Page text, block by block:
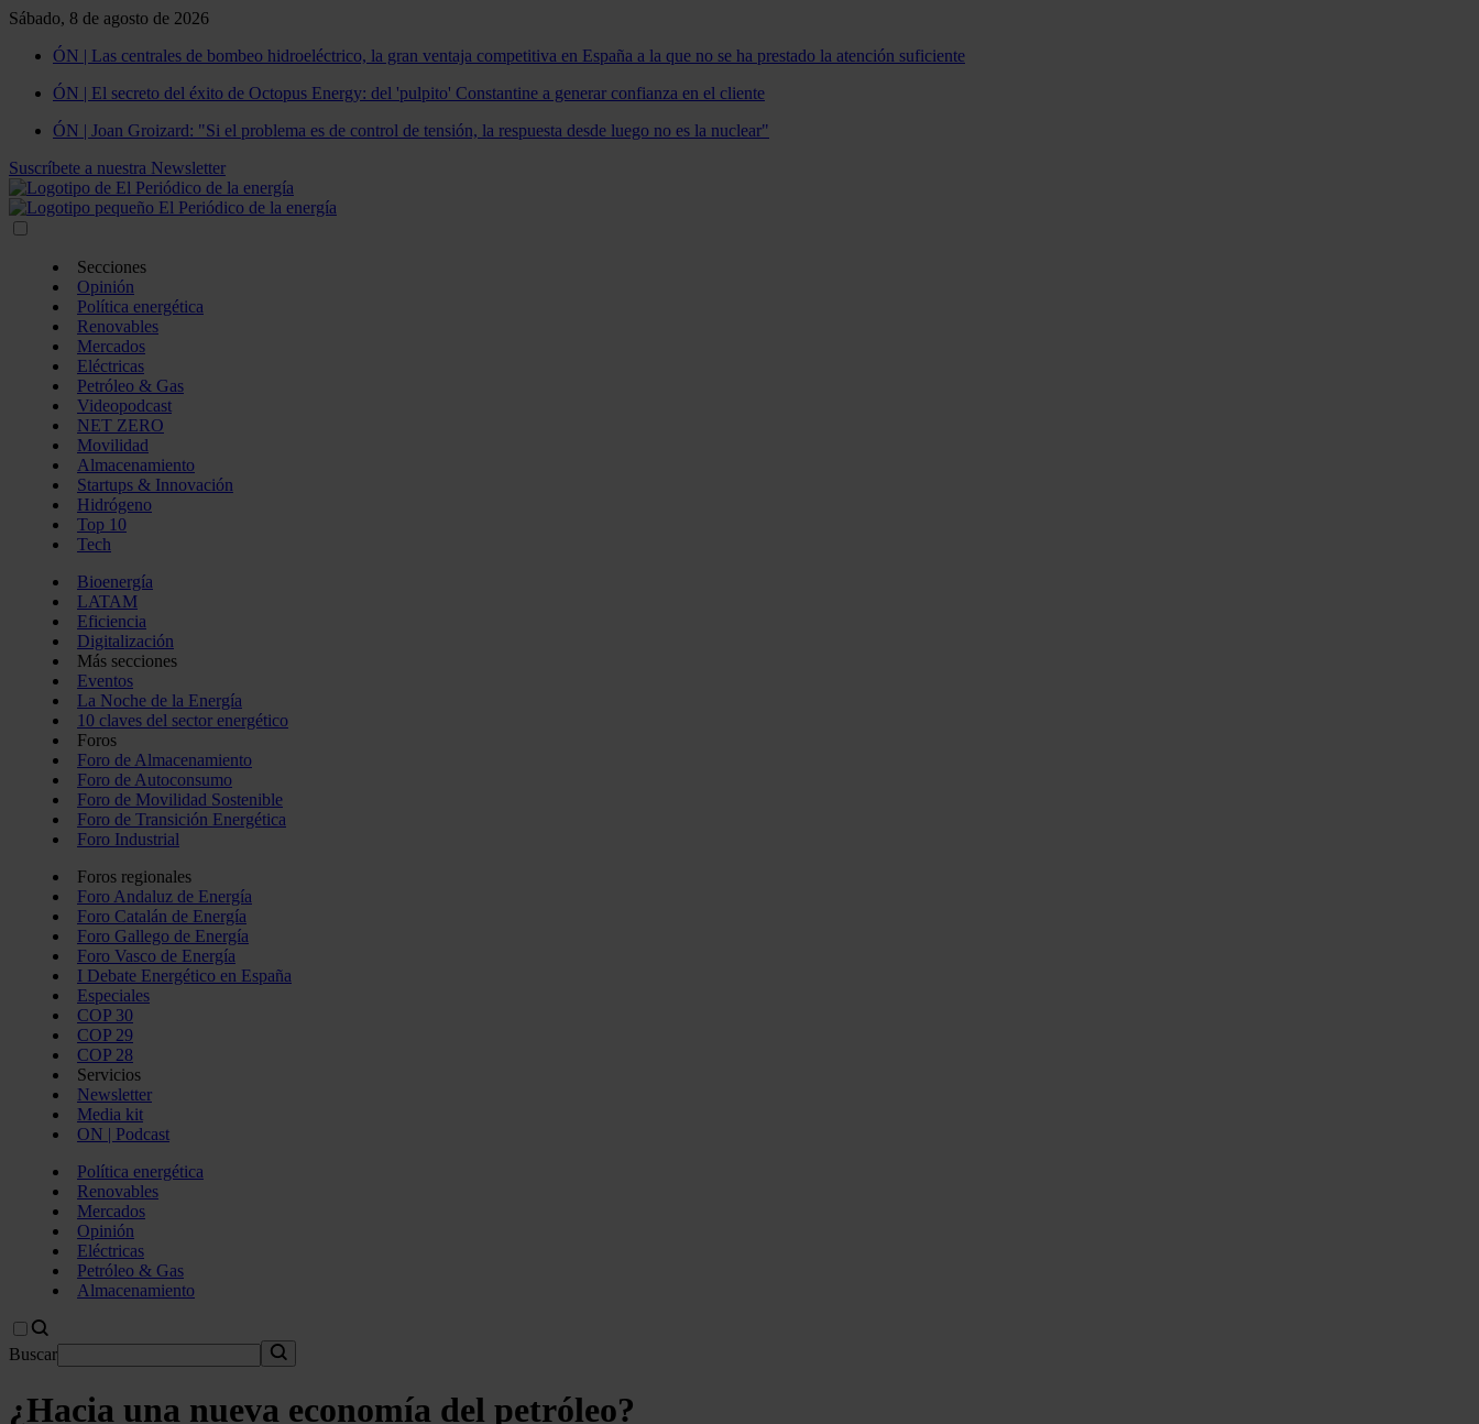
Sábado, 8 de agosto de 2026
ÓN | Las centrales de bombeo hidroeléctrico, la gran ventaja competitiva en España a la que no se ha prestado la atención suficiente
ÓN | El secreto del éxito de Octopus Energy: del 'pulpito' Constantine a generar confianza en el cliente
ÓN | Joan Groizard: "Si el problema es de control de tensión, la respuesta desde luego no es la nuclear"
Suscríbete a nuestra Newsletter
Secciones
Opinión
Política energética
Renovables
Mercados
Eléctricas
Petróleo & Gas
Videopodcast
NET ZERO
Movilidad
Almacenamiento
Startups & Innovación
Hidrógeno
Top 10
Tech
Bioenergía
LATAM
Eficiencia
Digitalización
Más secciones
Eventos
La Noche de la Energía
10 claves del sector energético
Foros
Foro de Almacenamiento
Foro de Autoconsumo
Foro de Movilidad Sostenible
Foro de Transición Energética
Foro Industrial
Foros regionales
Foro Andaluz de Energía
Foro Catalán de Energía
Foro Gallego de Energía
Foro Vasco de Energía
I Debate Energético en España
Especiales
COP 30
COP 29
COP 28
Servicios
Newsletter
Media kit
ON | Podcast
Política energética
Renovables
Mercados
Opinión
Eléctricas
Petróleo & Gas
Almacenamiento
Buscar
¿Hacia una nueva economía del petróleo?